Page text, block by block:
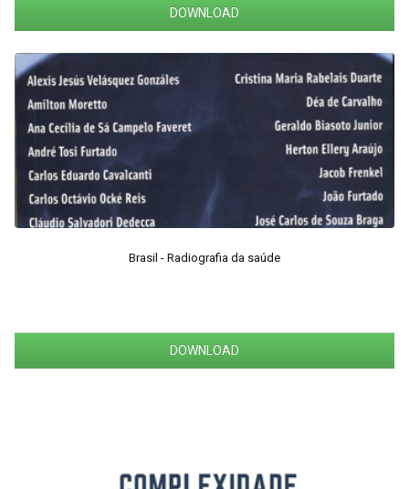
DOWNLOAD
Brasil - Radiografia da saúde
DOWNLOAD